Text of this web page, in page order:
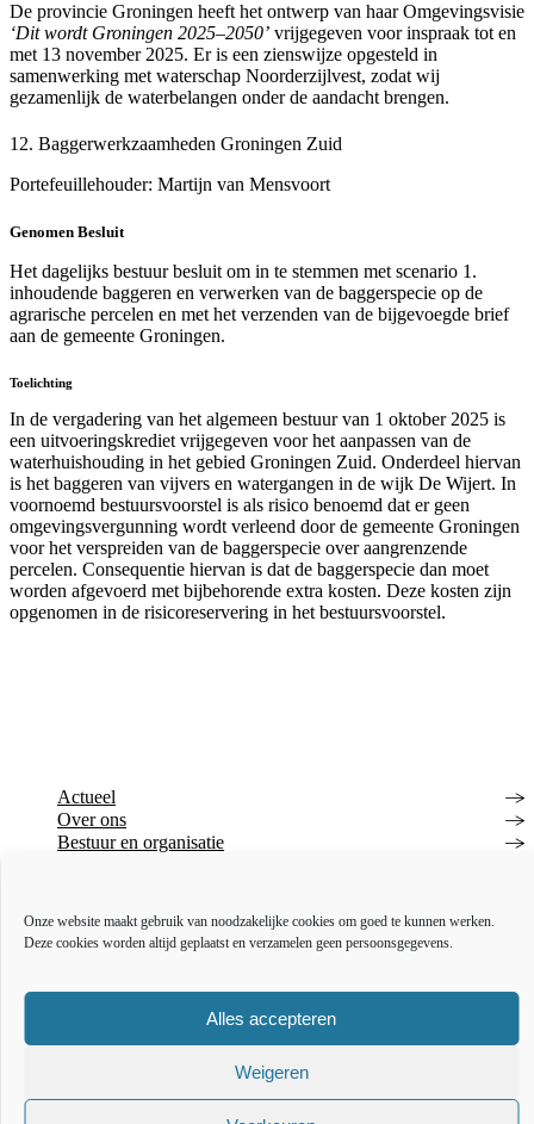
Onze website maakt gebruik van noodzakelijke cookies om goed te kunnen werken.
Deze cookies worden altijd geplaatst en verzamelen geen persoonsgegevens.
Alles accepteren
Weigeren
De provincie Groningen heeft het ontwerp van haar Omgevingsvisie
‘Dit wordt Groningen 2025–2050’ vrijgegeven voor inspraak tot en
met 13 november 2025. Er is een zienswijze opgesteld in
samenwerking met waterschap Noorderzijlvest, zodat wij
gezamenlijk de waterbelangen onder de aandacht brengen.
12. Baggerwerkzaamheden Groningen Zuid
Portefeuillehouder: Martijn van Mensvoort
Genomen Besluit
Het dagelijks bestuur besluit om in te stemmen met scenario 1.
inhoudende baggeren en verwerken van de baggerspecie op de
agrarische percelen en met het verzenden van de bijgevoegde brief
aan de gemeente Groningen.
Toelichting
In de vergadering van het algemeen bestuur van 1 oktober 2025 is
een uitvoeringskrediet vrijgegeven voor het aanpassen van de
waterhuishouding in het gebied Groningen Zuid. Onderdeel hiervan
is het baggeren van vijvers en watergangen in de wijk De Wijert. In
voornoemd bestuursvoorstel is als risico benoemd dat er geen
omgevingsvergunning wordt verleend door de gemeente Groningen
voor het verspreiden van de baggerspecie over aangrenzende
percelen. Consequentie hiervan is dat de baggerspecie dan moet
worden afgevoerd met bijbehorende extra kosten. Deze kosten zijn
opgenomen in de risicoreservering in het bestuursvoorstel.
Actueel
Over ons
Bestuur en organisatie
Inkoop en aanbesteden
Open data
Toegankelijkheidsverklaring